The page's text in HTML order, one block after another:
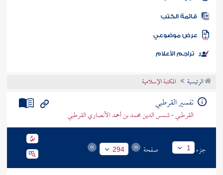
المكتبة
الكتب
موضوعي
تراجم الأعلام
الرئيسية المكتبة الإسلامية
تفسير القرطبي
القرطبي - شمس الدين محمد بن أحمد الأنصاري القرطبي
جزء 1 صفحة 294